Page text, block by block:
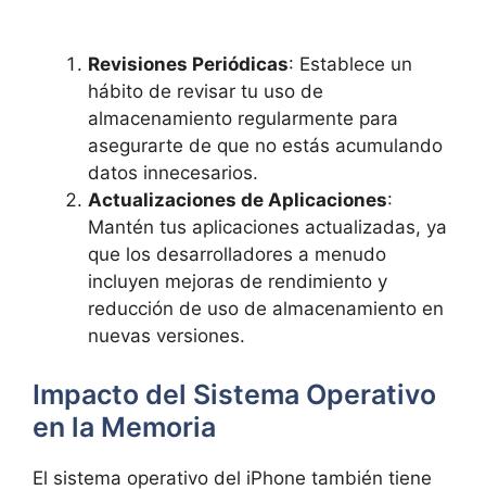
Revisiones Periódicas: Establece un
hábito de revisar tu uso de
almacenamiento regularmente para
asegurarte de que no estás acumulando
datos innecesarios.
Actualizaciones de Aplicaciones:
Mantén tus aplicaciones actualizadas, ya
que los desarrolladores a menudo
incluyen mejoras de rendimiento y
reducción de uso de almacenamiento en
nuevas versiones.
Impacto del Sistema Operativo
en la Memoria
El sistema operativo del iPhone también tiene